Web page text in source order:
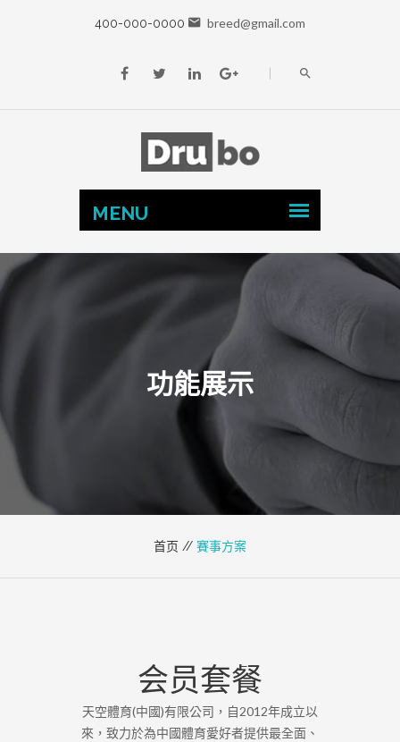
400-000-0000 breed@gmail.com
功能展示
首页 // 賽事方案
会员套餐
天空體育(中國)有限公司，自2012年成立以
來，致力於為中國體育愛好者提供最全面、